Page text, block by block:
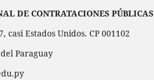
DE CONTRATACIONES PÚBLICAS
casi Estados Unidos. CP 001102
Paraguay